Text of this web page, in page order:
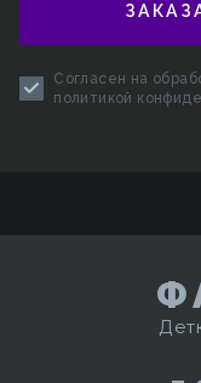
Согласен на
политикой